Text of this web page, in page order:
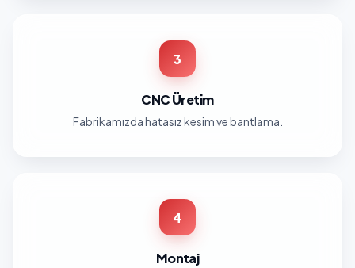
3
CNC Üretim
Fabrikamızda hatasız kesim ve bantlama.
4
Montaj